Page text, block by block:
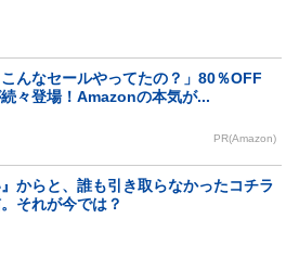
こんなセールやってたの？」80％OFF
々登場！Amazonの本気が...
PR(Amazon)
』からと、誰も引き取らなかったコチラ
それが今では？